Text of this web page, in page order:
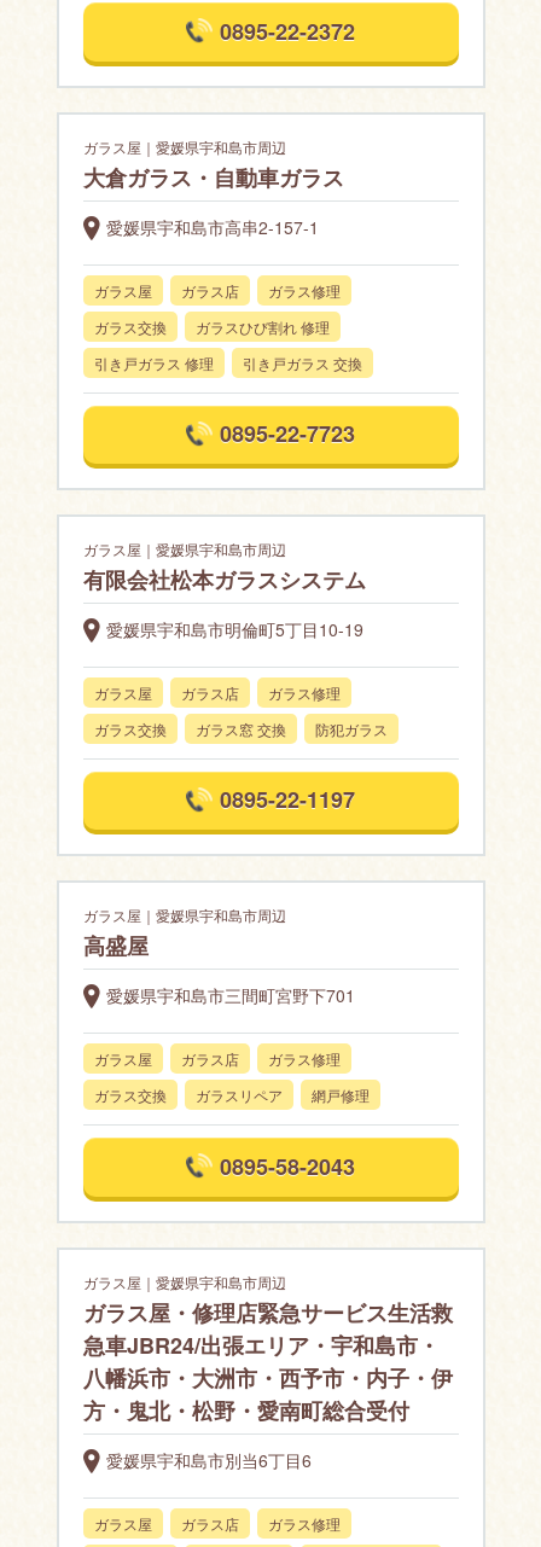
0895-22-2372
ガラス屋｜愛媛県宇和島市周辺
大倉ガラス・自動車ガラス
愛媛県宇和島市高串2-157-1
ガラス屋 ガラス店
ガラス修理
ガラス交換
ガラスひび割れ 修理
引き戸ガラス 修理
引き戸ガラス 交換
0895-22-7723
ガラス屋｜愛媛県宇和島市周辺
有限会社松本ガラスシステム
愛媛県宇和島市明倫町5丁目10-19
ガラス屋 ガラス店
ガラス修理
ガラス交換
ガラス窓 交換 防犯ガラス
0895-22-1197
ガラス屋｜愛媛県宇和島市周辺
高盛屋
愛媛県宇和島市三間町宮野下701
ガラス屋 ガラス店
ガラス修理
ガラス交換
ガラスリペア 網戸修理
0895-58-2043
ガラス屋｜愛媛県宇和島市周辺
ガラス屋・修理店緊急サービス生活救
急車JBR24/出張エリア・宇和島市・
八幡浜市・大洲市・西予市・内子・伊
方・鬼北・松野・愛南町総合受付
愛媛県宇和島市別当6丁目6
ガラス屋 ガラス店 ガラス修理